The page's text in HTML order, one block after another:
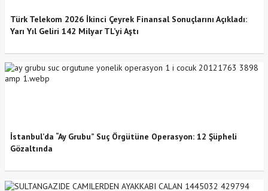
Türk Telekom 2026 İkinci Çeyrek Finansal Sonuçlarını Açıkladı:
Yarı Yıl Geliri 142 Milyar TL’yi Aştı
İstanbul’da “Ay Grubu” Suç Örgütüne Operasyon: 12 Şüpheli
Gözaltında